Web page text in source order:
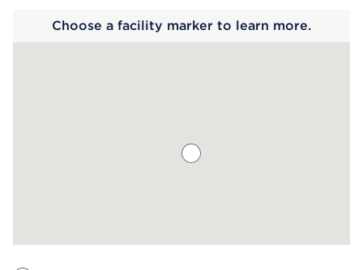
Choose a facility marker to learn more.